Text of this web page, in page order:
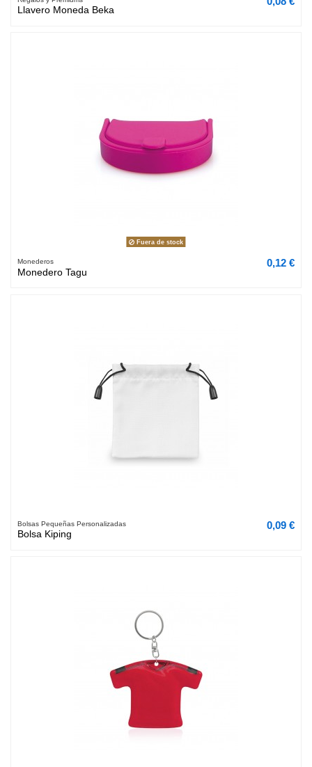
Llavero Moneda Beka
Fuera de stock
Monederos
Monedero Tagu
0,12 €
Bolsas Pequeñas Personalizadas
Bolsa Kiping
0,09 €